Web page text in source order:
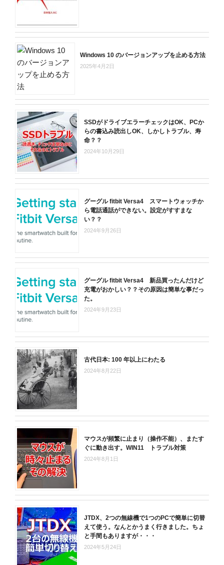
Windows 10 のバージョンアップを止める方法
2025年4月2日
SSDがドライブエラーチェックはOK、PCか
らの書込み読出しOK、しかしトラブル、寿
命？？
2024年10月29日
グーグル fitbit Versa4 スマートウォッチか
ら電話通話ができない。設定がすすまな
い？？
2024年9月26日
グーグル fitbit Versa4 新品買ったんだけど
充電がおかしい？？その原因は簡単な事だっ
た。
2024年9月23日
古代日本: 100 年以上にわたる
2024年8月22日
マウスが頻繁に止まり（操作不能）、またす
ぐに動き出す。WIN11 トラブル対策
2024年8月1日
JTDX、2つの無線機で1つのPCで簡単に切替
えて使う。なんとかうまく行きました。ちょ
と手間もありますが・・・
2024年5月24日